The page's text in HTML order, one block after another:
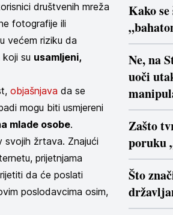
društvenih mreža
fotografije ili
većem riziku da
su usamljeni,
objašnjava da se
mogu biti usmjereni
mlade osobe.
svojih žrtava. Znajući
prijetnjama
da će poslati
poslodavcima osim,
Kako
Ne, na
uoči
Zašto
poruku
Što